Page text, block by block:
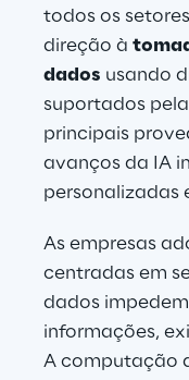
todos os
direção à
dados usando
suportados
principais
avanços da IA
personalizadas
As empresas
centradas em
dados
informações,
A computação